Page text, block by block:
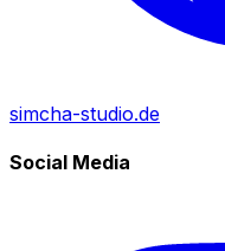
simcha-studio.de
Social Media